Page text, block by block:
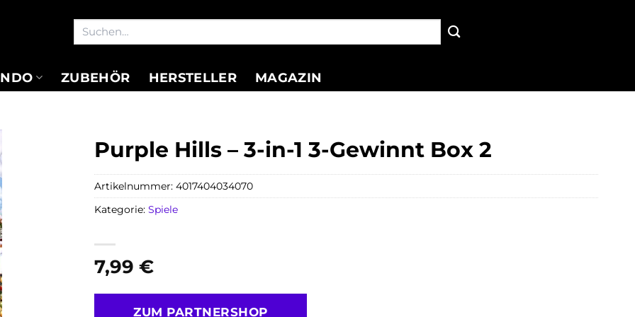
Suchen
ZUBEHÖR HERSTELLER MAGAZIN
Purple Hills – 3-in-1 3-Gewinnt Box 2
7,99€
ZUM PARTNERSHOP
Artikelnummer:4017404034070
Kategorie:Spiele